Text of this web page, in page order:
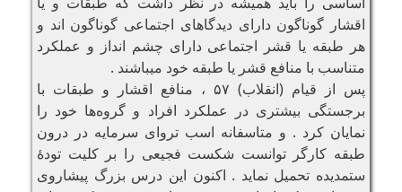
اقشار گوناگون دارای دیدگاهای اجتماعی گوناگون اند و
هر طبقه یا قشر اجتماعی دارای چشم انداز و عملکرد
متناسب با منافع قشر یا طبقه خود میباشند .
پس از قیام (انقلاب) ۵۷ ، منافع اقشار و طبقات با
برجستگی بیشتری در عملکرد افراد و گروه‌ها خود را
نمایان کرد . و متاسفانه اسب تروای سرمایه در درون
طبقه کارگر توانست شکست فجیعی را بر کلیت تودهٔ
ستمدیده تحمیل نماید . اکنون این درس بزرگ پیشاروی